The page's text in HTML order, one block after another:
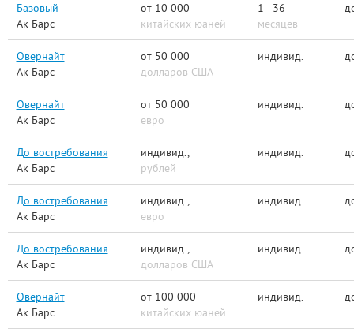
Базовый
Ак Барс
от 10 000
китайских юаней
1 - 36
месяцев
Овернайт
Ак Барс
от 50 000
долларов США
индивид.
Овернайт
Ак Барс
от 50 000
евро
индивид.
До востребования
Ак Барс
индивид.,
рублей
индивид.
До востребования
Ак Барс
индивид.,
евро
индивид.
До востребования
Ак Барс
индивид.,
долларов США
индивид.
Овернайт
Ак Барс
от 100 000
китайских юаней
индивид.